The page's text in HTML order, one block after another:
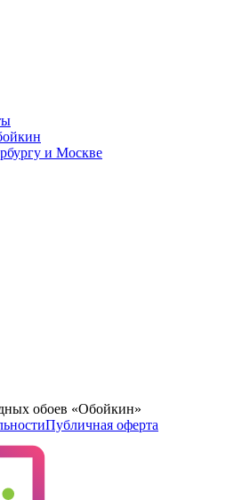
и Москве
обоев «Обойкин»
Публичная оферта